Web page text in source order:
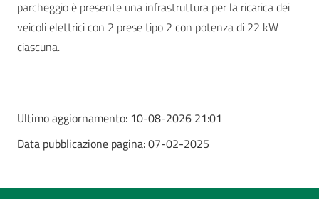
parcheggio è presente una infrastruttura per la ricarica dei
veicoli elettrici con 2 prese tipo 2 con potenza di 22 kW
ciascuna.
Ultimo aggiornamento: 10-08-2026 21:01
Data pubblicazione pagina:07-02-2025